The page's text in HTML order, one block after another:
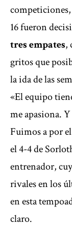
16 fueron
tres empates,
gritos que
la ida de las
«El equipo
me apasiona.
Fuimos a por
el 4-4 de
entrenador,
rivales en los
en esta
claro.